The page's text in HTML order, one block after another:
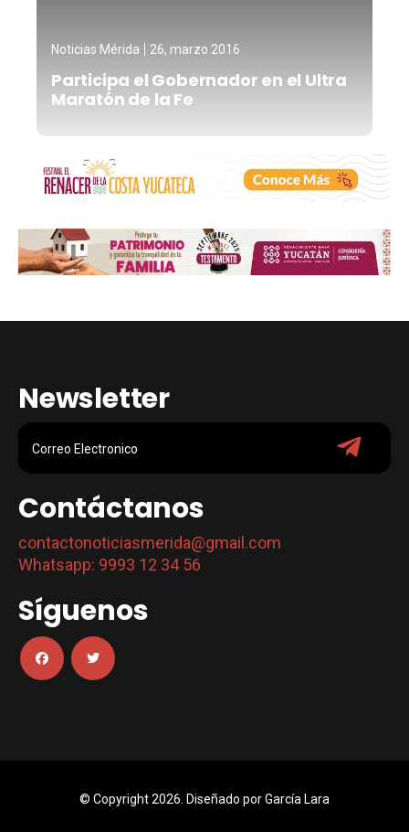
Noticias Mérida 26, marzo 2016
Participa el Gobernador en el Ultra
Maratón de la Fe
Newsletter
Contáctanos
contactonoticiasmerida@gmail.com
Whatsapp: 9993 12 34 56
Síguenos
© Copyright 2026. Diseñado porGarcía Lara